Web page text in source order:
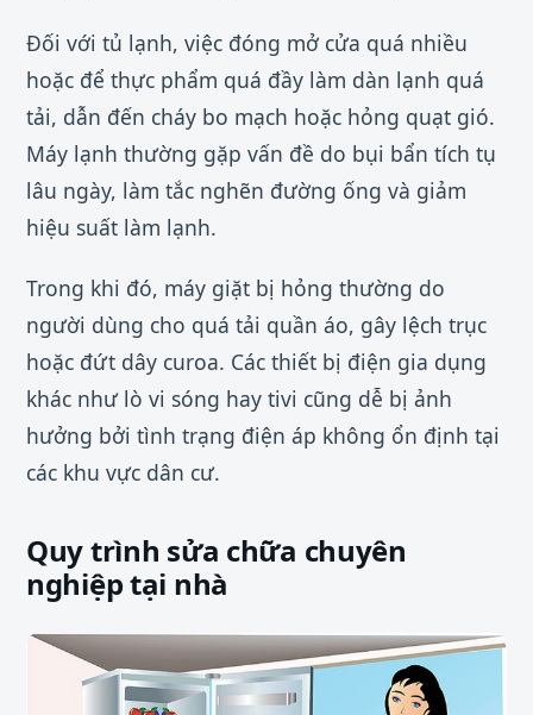
Đối với tủ lạnh, việc đóng mở cửa quá nhiều
hoặc để thực phẩm quá đầy làm dàn lạnh quá
tải, dẫn đến cháy bo mạch hoặc hỏng quạt gió.
Máy lạnh thường gặp vấn đề do bụi bẩn tích tụ
lâu ngày, làm tắc nghẽn đường ống và giảm
hiệu suất làm lạnh.
Trong khi đó, máy giặt bị hỏng thường do
người dùng cho quá tải quần áo, gây lệch trục
hoặc đứt dây curoa. Các thiết bị điện gia dụng
khác như lò vi sóng hay tivi cũng dễ bị ảnh
hưởng bởi tình trạng điện áp không ổn định tại
các khu vực dân cư.
Quy trình sửa chữa chuyên
nghiệp tại nhà